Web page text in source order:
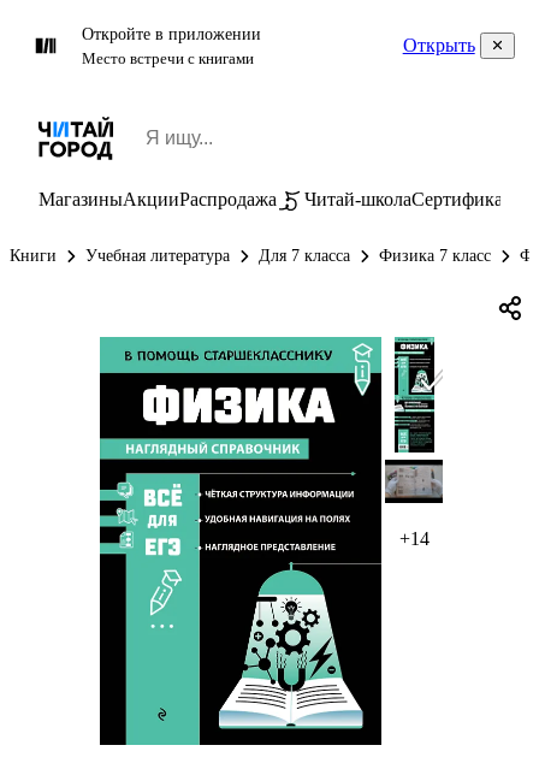
Откройте в приложении
Место встречи с книгами
Открыть
МагазиныАкцииРаспродажа Читай-школаСертификаты
Книги Учебная литература Для 7 класса Физика 7 класс
+14